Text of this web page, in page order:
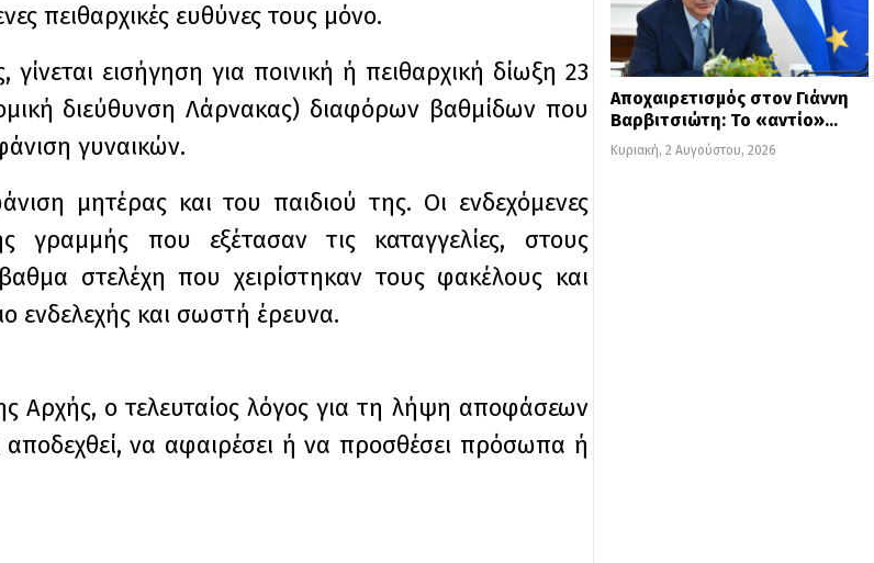
πειθαρχικές ευθύνες τους μόνο.
εισήγηση για ποινική ή πειθαρχική δίωξη 23
διεύθυνση Λάρνακας) διαφόρων βαθμίδων που
γυναικών.
μητέρας και του παιδιού της. Οι ενδεχόμενες
γραμμής που εξέτασαν τις καταγγελίες, στους
στελέχη που χειρίστηκαν τους φακέλους και
ενδελεχής και σωστή έρευνα.
Αρχής, ο τελευταίος λόγος για τη λήψη αποφάσεων
αποδεχθεί, να αφαιρέσει ή να προσθέσει πρόσωπα ή
Αποχαιρετισμός στον Γιάννη
Βαρβιτσιώτη: Το «αντίο»…
Κυριακή, 2 Αυγούστου, 2026